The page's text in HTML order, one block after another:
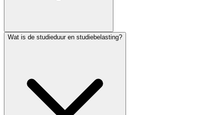
Wat is de studieduur en studiebelasting?